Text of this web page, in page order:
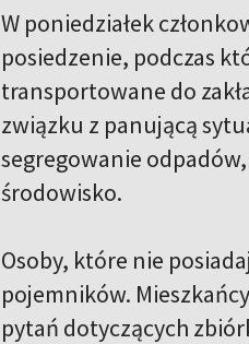
W poniedziałek
posiedzenie, podczas
transportowane do
związku z panującą
segregowanie
środowisko.
Osoby, które nie
pojemników.
pytań dotyczących